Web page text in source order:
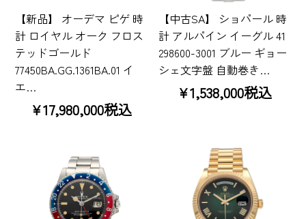
【新品】 オーデマ ピゲ 時
計 ロイヤル オーク フロス
テッドゴールド
77450BA.GG.1361BA.01 イ
エ…
¥17,980,000税込
【中古SA】 ショパール 時
計 アルパイン イーグル 41
298600-3001 ブルー ギョー
シェ文字盤 自動巻き…
¥1,538,000税込